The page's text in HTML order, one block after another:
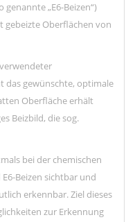
„E6-Beizen“)
gebeizte Oberflächen von
das gewünschte, optimale
Oberfläche erhält
Beizbild, die sog.
bei der chemischen
Beizen sichtbar und
erkennbar.Ziel dieses
zur Erkennung